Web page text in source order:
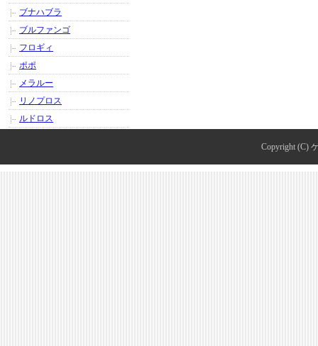
ブナハブラ
ブルファンゴ
フロギィ
ポポ
メラルー
リノプロス
ルドロス
Copyright (C)